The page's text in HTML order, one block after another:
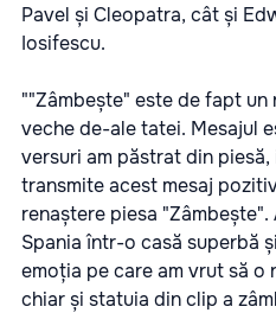
Pavel și Cleopatra, cât și
Iosifescu.
""Zâmbește" este de fapt un
veche de-ale tatei. Mesajul
versuri am păstrat din
transmite acest mesaj
renaștere piesa
Spania într-o casă superbă
emoția pe care am vrut să o
chiar și statuia din clip a